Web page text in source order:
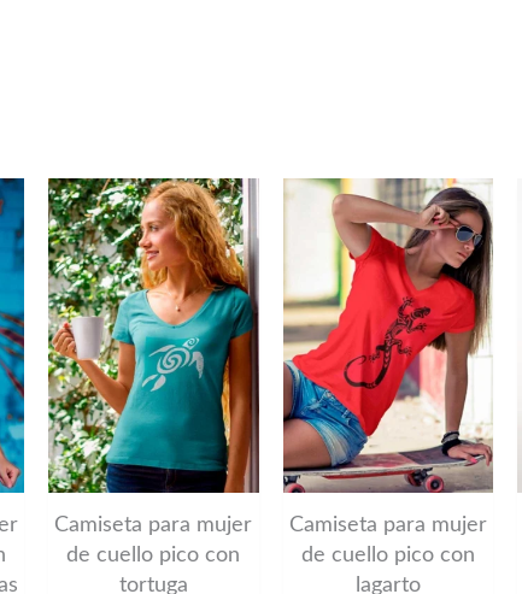
Camiseta para mujer
de cuello pico con
tortuga
Este
producto
tiene
múltiples
variantes.
Las
opciones
se
pueden
elegir
Camiseta para mujer
de cuello pico con
lagarto
Este
producto
tiene
múltiples
variantes.
Las
opciones
se
pueden
elegir